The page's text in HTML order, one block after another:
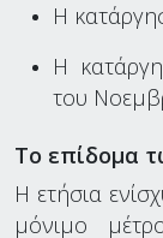
Η
Η
του
Το επίδομα
Η ετήσια
μόνιμο